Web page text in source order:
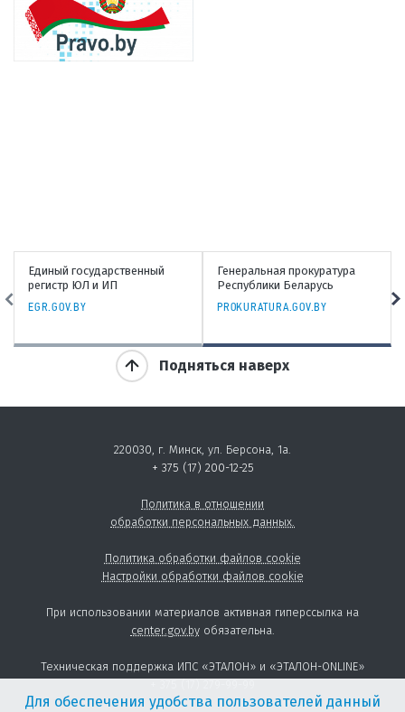
Единый государственный
регистр ЮЛ и ИП
EGR.GOV.BY
Генеральная прокуратура
Республики Беларусь
PROKURATURA.GOV.BY
Подняться наверх
220030, г. Минск, ул. Берсона, 1а.
+ 375 (17) 200-12-25
Политика в отношении
обработки персональных данных.
Политика обработки файлов cookie
Настройки обработки файлов cookie
При использовании материалов активная гиперссылка на
center.gov.byобязательна.
Техническая поддержка ИПС «ЭТАЛОН» и «ЭТАЛОН-ONLINE»
Для обеспечения удобства пользователей данный